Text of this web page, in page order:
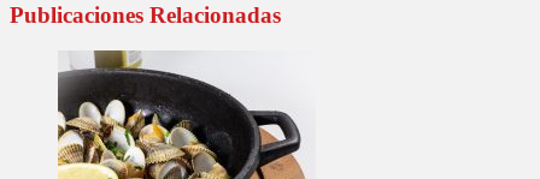
Publicaciones Relacionadas